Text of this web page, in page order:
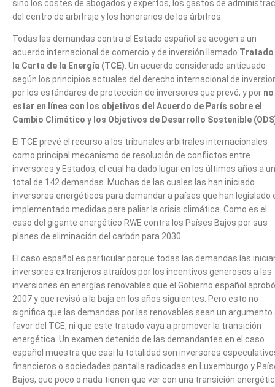
sino los costes de abogados y expertos, los gastos de
del centro de arbitraje y los honorarios de los árbitros.
Todas las demandas contra el Estado español se acogen a un
acuerdo internacional de comercio y de inversión llamado Tratado
la Carta de la Energía (TCE) . Un acuerdo considerado anticuado
según los principios actuales del derecho internacional de
por los estándares de protección de inversores que prevé, y por no
estar en línea con los objetivos del Acuerdo de París sobre el
Cambio Climático y los Objetivos de Desarrollo Sostenible
El TCE prevé el recurso a los tribunales arbitrales internacionales
como principal mecanismo de resolución de conflictos entre
inversores y Estados, el cual ha dado lugar en los últimos años a un
total de 142 demandas. Muchas de las cuales las han iniciado
inversores energéticos para demandar a países que han legislado
implementado medidas para paliar la crisis climática. Como es el
caso del gigante energético RWE contra los Países Bajos por sus
planes de eliminación del carbón para 2030.
El caso español es particular porque todas las demandas las
inversores extranjeros atraídos por los incentivos generosos a las
inversiones en energías renovables que el Gobierno español
2007 y que revisó a la baja en los años siguientes. Pero esto no
significa que las demandas por las renovables sean un argumento
favor del TCE, ni que este tratado vaya a promover la transición
energética. Un examen detenido de las demandantes en el caso
español muestra que casi la totalidad son inversores
financieros o sociedades pantalla radicadas en Luxemburgo y
Bajos, que poco o nada tienen que ver con una transición